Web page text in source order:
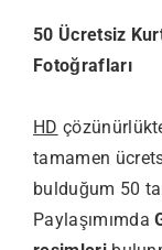
50 Ücretsiz
Fotoğrafları
HD
tamamen
bulduğum 50
Paylaşımımda